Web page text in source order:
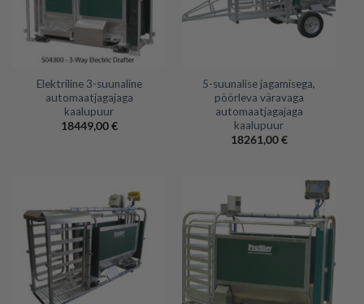
Elektriline 3-suunaline
automaatjagajaga
kaalupuur
18449,00€
5-suunalise jagamisega,
pöörleva väravaga
automaatjagajaga
kaalupuur
18261,00€